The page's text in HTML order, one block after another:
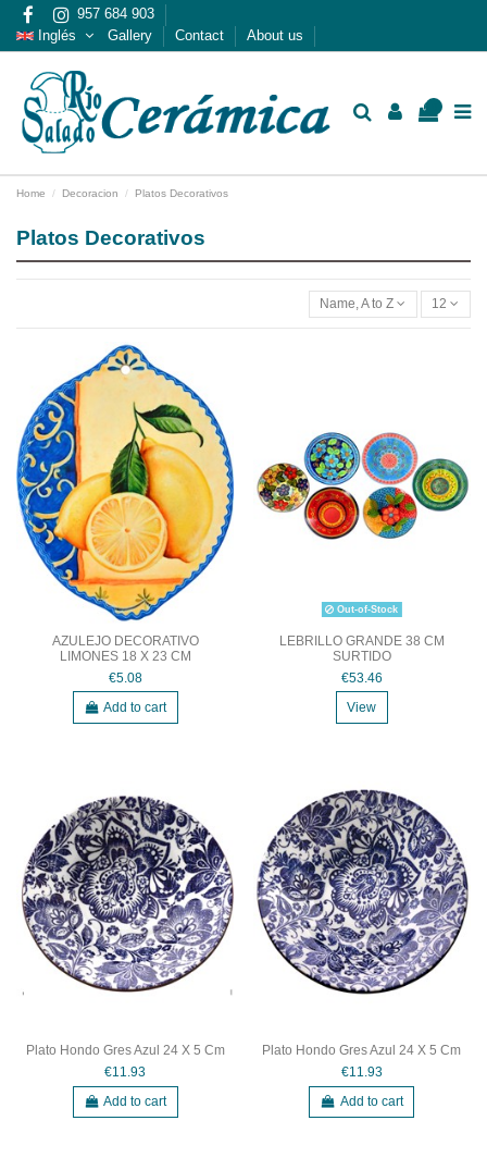
957 684 903
Inglés
Gallery Contact About us
Home Decoracion Platos Decorativos
Platos Decorativos
Name, A to Z 12
AZULEJO DECORATIVO
LIMONES 18 X 23 CM
€5.08
Add to cart
Out-of-Stock
LEBRILLO GRANDE 38 CM
SURTIDO
€53.46
View
Plato Hondo Gres Azul 24 X 5 Cm
€11.93
Add to cart
Plato Hondo Gres Azul 24 X 5 Cm
€11.93
Add to cart